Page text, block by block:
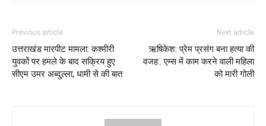
Previous article
उत्तराखंड मारपीट मामला: कश्मीरी
युवकों पर हमले के बाद सक्रिय हुए
सीएम उमर अब्दुल्ला, धामी से की बात
Next article
ऋषिकेश: प्रेम प्रसंग बना हत्या की
वजह.. एम्स में काम करने वाली महिला
को मारी गोली